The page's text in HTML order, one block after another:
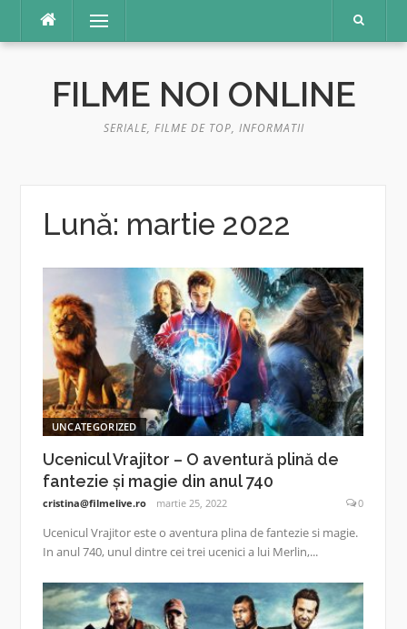
conținut
Meniu
FILME NOI ONLINE
SERIALE, FILME DE TOP, INFORMATII
Lună: martie 2022
UNCATEGORIZED
Ucenicul Vrajitor – O aventură plină de
fantezie și magie din anul 740
cristina@filmelive.ro martie 25, 2022 0
Ucenicul Vrajitor este o aventura plina de fantezie si magie.
In anul 740, unul dintre cei trei ucenici a lui Merlin,...